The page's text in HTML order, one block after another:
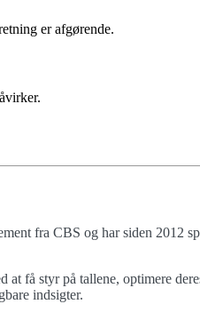
er afgørende.
fra CBS og har siden 2012
få styr på tallene, optimere
indsigter.